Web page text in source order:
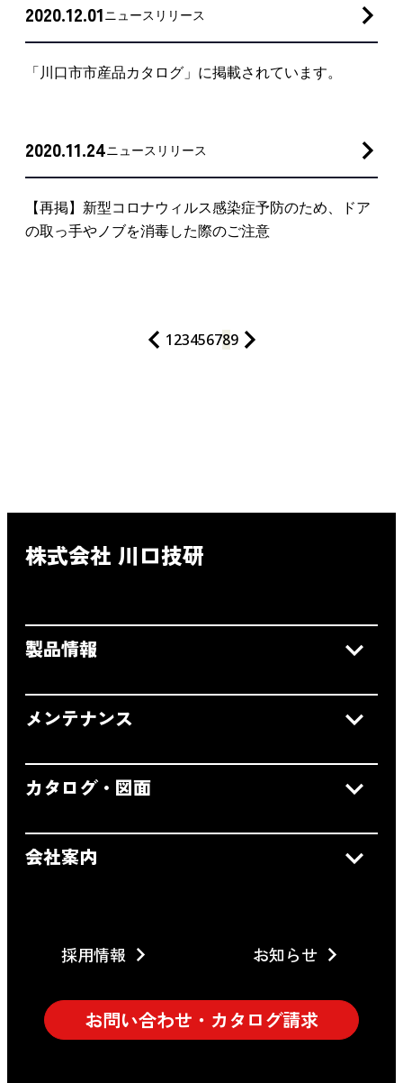
2020.12.01ニュースリリース
「川口市市産品カタログ」に掲載されています。
2020.11.24ニュースリリース
【再掲】新型コロナウィルス感染症予防のため、ドア
の取っ手やノブを消毒した際のご注意
123456789
株式会社 川口技研
製品情報
メンテナンス
カタログ・図面
会社案内
採用情報 お知らせ
お問い合わせ・カタログ請求